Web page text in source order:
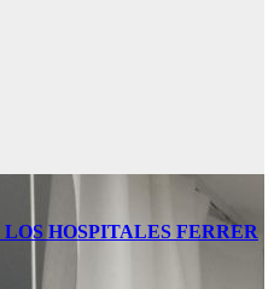
HOSPITALES FERRER